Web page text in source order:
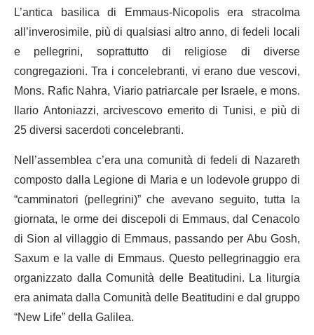
L’antica basilica di Emmaus-Nicopolis era stracolma
all’inverosimile, più di qualsiasi altro anno, di fedeli locali
e pellegrini, soprattutto di religiose di diverse
congregazioni. Tra i concelebranti, vi erano due vescovi,
Mons. Rafic Nahra, Viario patriarcale per Israele, e mons.
Ilario Antoniazzi, arcivescovo emerito di Tunisi, e più di
25 diversi sacerdoti concelebranti.
Nell’assemblea c’era una comunità di fedeli di Nazareth
composto dalla Legione di Maria e un lodevole gruppo di
“camminatori (pellegrini)” che avevano seguito, tutta la
giornata, le orme dei discepoli di Emmaus, dal Cenacolo
di Sion al villaggio di Emmaus, passando per Abu Gosh,
Saxum e la valle di Emmaus. Questo pellegrinaggio era
organizzato dalla Comunità delle Beatitudini. La liturgia
era animata dalla Comunità delle Beatitudini e dal gruppo
“New Life” della Galilea.